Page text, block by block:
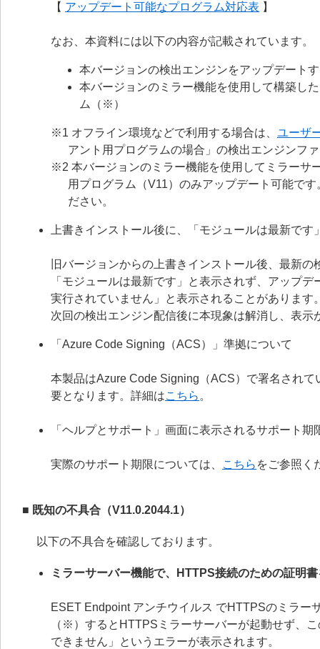
【 アップデート可能なプログラム対応表 】
なお、本資料には以下の内容が記載されています。
本バージョンの検出エンジンをアップデート
本バージョンのミラー機能を使用して構築し
ム（※）
※1 オフライン環境などで利用する場合は、 ユーザ
アント用プログラムの場合」の検出エンジンフ
※2 本バージョンのミラー機能を使用してミラーサ
用プログラム（V11）のみアップデート可能で
ださい。
上書きインストール後に、「モジュールは最新です
旧バージョンからの上書きインストール後、最新
「モジュールは最新です」と表示されず、アップ
実行されていません」と表示されることがあります
次回の検出エンジン配信後に本現象は解消し、表示
「Azure Code Signing（ACS）」準拠について
本製品はAzure Code Signing（ACS）で署名され
要となります。詳細はこちら 。
「ヘルプとサポート」画面に表示されるサポート
実際のサポート期限については、 こちら をご参照く
■ 既知の不具合（V11.0.2044.1）
以下の不具合を確認しております。
ミラーサーバー機能で、HTTPS接続のための証明
ESET Endpoint アンチウイルス でHTTPSのミラー
（※）するとHTTPSミラーサーバーが起動せず、
できません」というエラーが表示されます。